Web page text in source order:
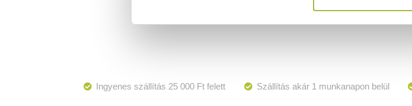
Ingyenes szállítás 25 000 Ft felett Szállítás akár 1 munkanapon belül